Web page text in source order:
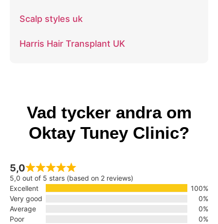
Scalp styles uk
Harris Hair Transplant UK
Vad tycker andra om
Oktay Tuney Clinic?
5,0
5,0 out of 5 stars (based on 2 reviews)
Excellent
100%
Very good
0%
Average
0%
Poor
0%